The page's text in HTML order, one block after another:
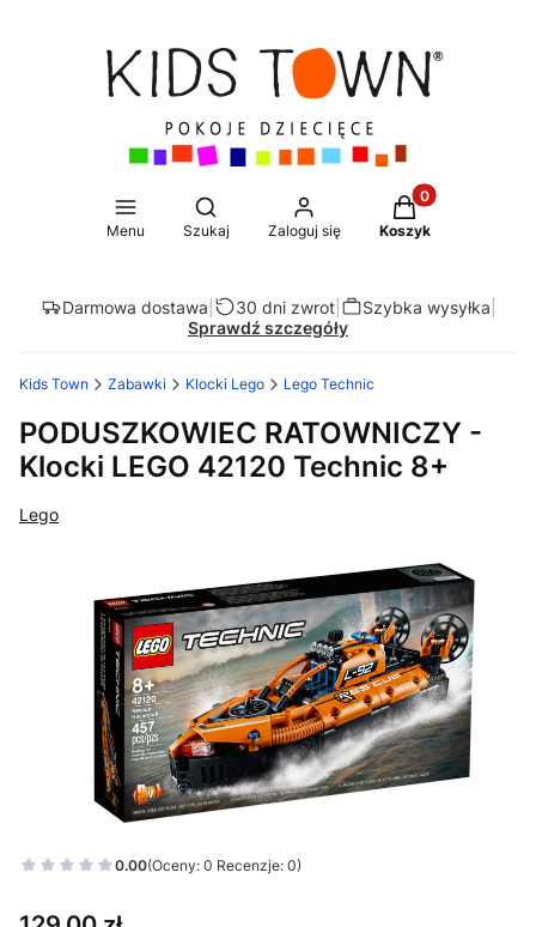
Menu
Otwórz wyszukiwarkę
Szukaj Zaloguj się
Produkty w
Koszyk
Darmowa dostawa 30 dni zwrot| Szybka wysyłka
Sprawdź szczegóły
Kids Town Zabawki Klocki Lego Lego Technic
PODUSZKOWIEC RATOWNICZY -
Klocki LEGO 42120 Technic 8+
Lego
0.00(Oceny: 0 Recenzje: 0)